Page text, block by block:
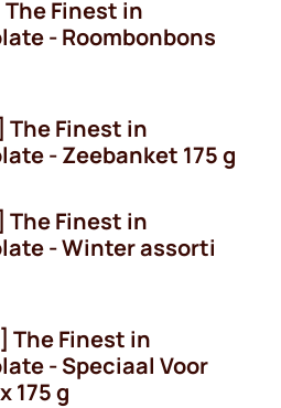
The Finest in
- Roombonbons
The Finest in
- Zeebanket 175 g
The Finest in
- Winter assorti
The Finest in
- Speciaal Voor
175 g